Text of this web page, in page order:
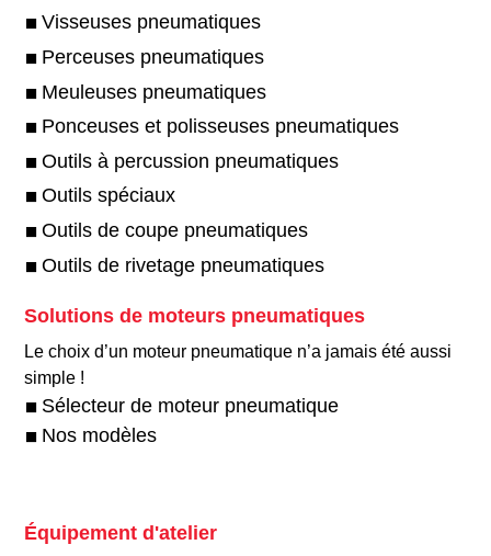
Visseuses pneumatiques
Perceuses pneumatiques
Meuleuses pneumatiques
Ponceuses et polisseuses pneumatiques
Outils à percussion pneumatiques
Outils spéciaux
Outils de coupe pneumatiques
Outils de rivetage pneumatiques
Solutions de moteurs pneumatiques
Le choix d’un moteur pneumatique n’a jamais été aussi
simple !​
Sélecteur de moteur pneumatique
Nos modèles
Équipement d'atelier